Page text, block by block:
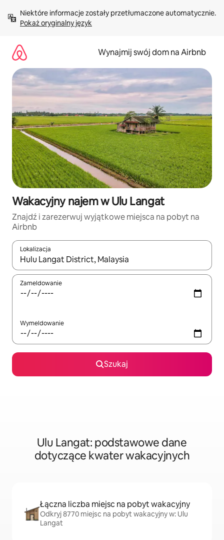
treści Pokaż oryginalny język
Wynajmij swój dom na Airbnb
Wakacyjny najem w Ulu Langat
Znajdź i zarezerwuj wyjątkowe miejsca na pobyt na
Airbnb
Lokalizacja
Gdy wyniki będą dostępne, możesz poruszać się po nich za
Zameldowanie
Wymeldowanie
Szukaj
Ulu Langat: podstawowe dane
dotyczące kwater wakacyjnych
Łączna liczba miejsc na pobyt wakacyjny
Odkryj 8770 miejsc na pobyt wakacyjny w: Ulu
Langat